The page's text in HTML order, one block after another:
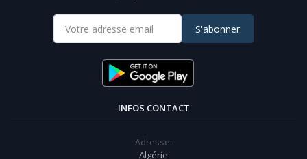
S'abonner
INFOS CONTACT
Adresse:
Algérie